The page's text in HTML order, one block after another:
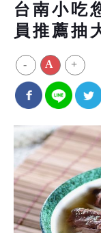
台南小吃
員推薦抽
- A +